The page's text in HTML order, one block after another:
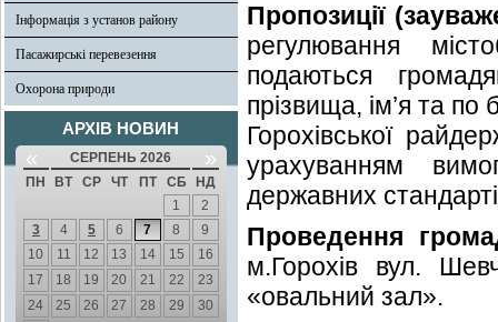
Інформація з установ району
Пасажирські перевезення
Охорона природи
АРХІВ НОВИН
« СЕРПЕНЬ 2026 »
ПН ВТ СР ЧТ ПТ СБ
НД
1
2
3
4 5 6 7 8
9
10
11 12 13 14 15
16
17
18 19 20 21 22
23
24
25 26 27 28 29
30
Пропозиції
регулювання
подаються
прізвища, ім’я та
Горохівської
урахуванням
державних
Проведення
м.Горохів вул.
«овальний зал».